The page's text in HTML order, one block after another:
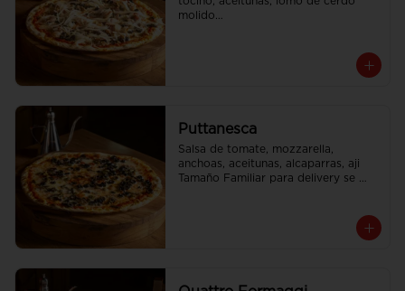
molido
Puttanesca
Salsa de tomate, mozzarella,
anchoas, aceitunas, alcaparras, aji
Tamaño Familiar para delivery se